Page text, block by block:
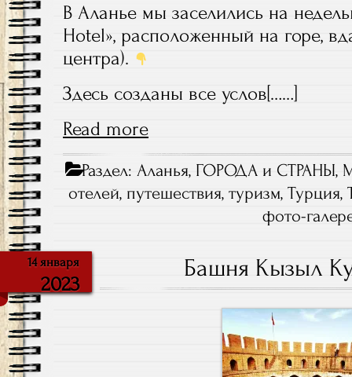
В Аланье мы заселились на
Hotel», расположенный на горе,
центра).
Здесь созданы все услов[……]
Read more
Раздел:Аланья, ГОРОДА и СТРАНЫ,
отелей, путешествия,туризм,Турция,
фото-
14 января
2023
Башня Кызыл